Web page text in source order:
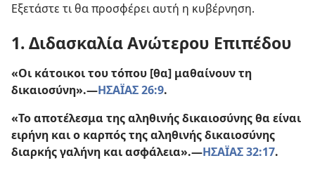
Εξετάστε τι θα προσφέρει αυτή η κυβέρνηση.
1. Διδασκαλία Ανώτερου Επιπέδου
«Οι κάτοικοι του τόπου [θα] μαθαίνουν τη
δικαιοσύνη».​—ΗΣΑΪΑΣ 26:9.
«Το αποτέλεσμα της αληθινής δικαιοσύνης θα είναι
ειρήνη και ο καρπός της αληθινής δικαιοσύνης
διαρκής γαλήνη και ασφάλεια».​—ΗΣΑΪΑΣ 32:17.